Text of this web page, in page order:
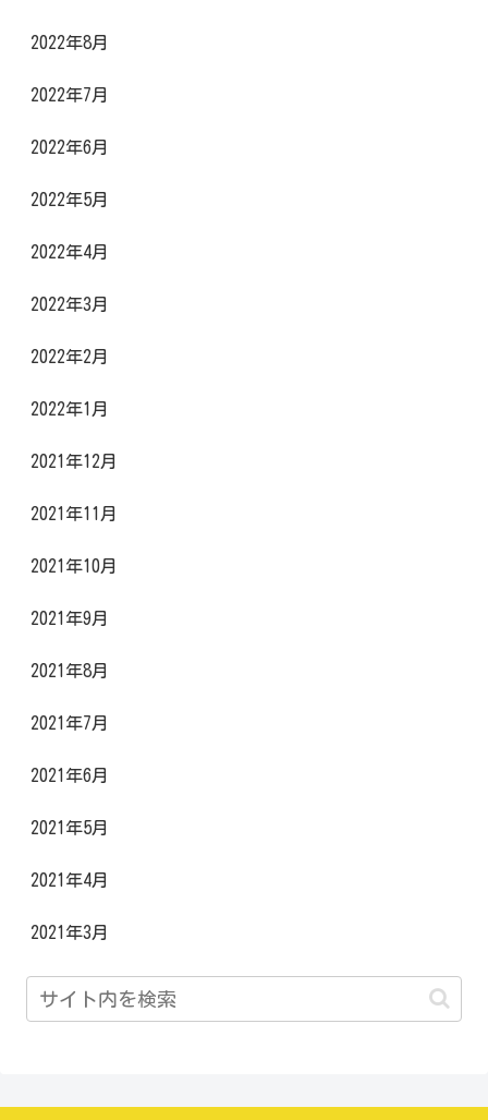
2022年8月
2022年7月
2022年6月
2022年5月
2022年4月
2022年3月
2022年2月
2022年1月
2021年12月
2021年11月
2021年10月
2021年9月
2021年8月
2021年7月
2021年6月
2021年5月
2021年4月
2021年3月